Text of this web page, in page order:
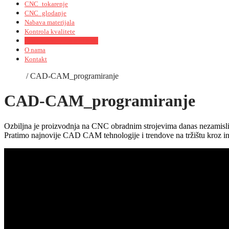
CNC_tokarenje
CNC_glodanje
Nabava materijala
Kontrola kvalitete
O nama
Kontakt
/CAD-CAM_programiranje
CAD-CAM_programiranje
Ozbiljna je proizvodnja na CNC obradnim strojevima danas
Pratimo najnovije CAD CAM tehnologije i trendove na tržištu kroz